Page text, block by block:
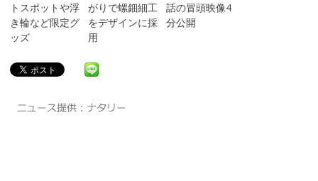
トスポットや浮
き輪など限定グ
ッズ
がりで螺鈿細工
をデザインに採
用
話の冒頭映像4
分公開